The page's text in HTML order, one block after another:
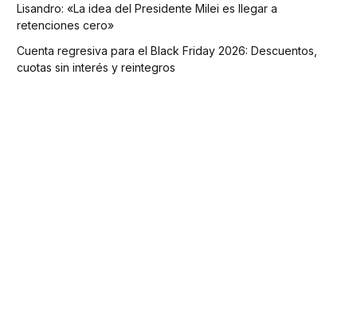
Lisandro: «La idea del Presidente Milei es llegar a
retenciones cero»
Cuenta regresiva para el Black Friday 2026: Descuentos,
cuotas sin interés y reintegros